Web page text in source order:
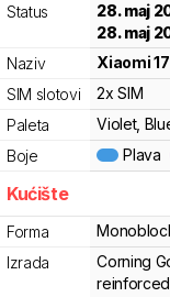
Status 28. maj
28. maj
Naziv
Xiaomi
SIM slotovi
2x SIM
Paleta
Violet,
Boje
Plava
Kućište
Forma
Izrada
Corning